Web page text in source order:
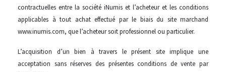
contractuelles entre la société iNumis et l’acheteur et les conditions
applicables à tout achat effectué par le biais du site marchand
www.inumis.com, que l’acheteur soit professionnel ou particulier.
L’acquisition d’un bien à travers le présent site implique une
acceptation sans réserves des présentes conditions de vente par